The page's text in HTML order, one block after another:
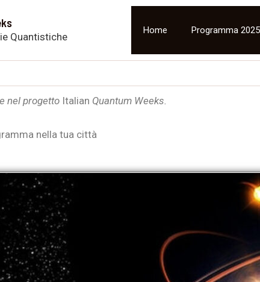
Quantistiche
Home Programma 2025
nel progetto Italian Quantum Weeks.
nella tua città